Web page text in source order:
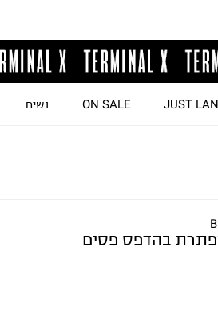
JUST
ON SALE נשים
בהדפס פסים